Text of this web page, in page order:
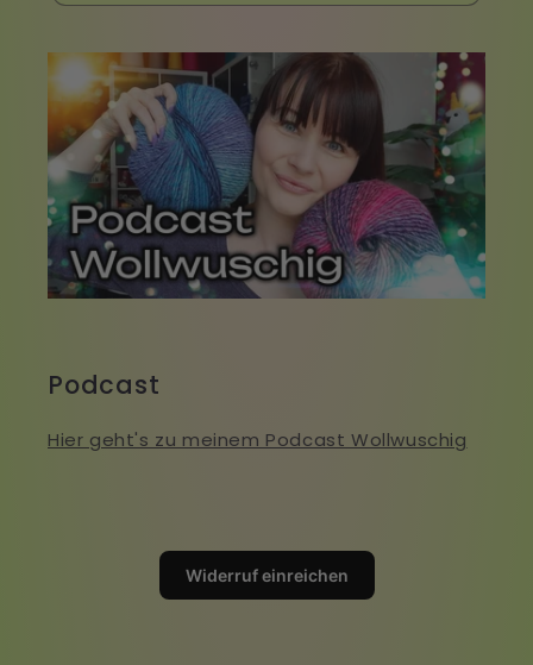
Podcast
Hier geht's zu meinem Podcast Wollwuschig
Widerruf einreichen